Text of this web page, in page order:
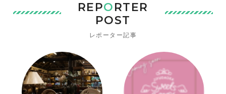
REPORTER
POST
レポーター記事